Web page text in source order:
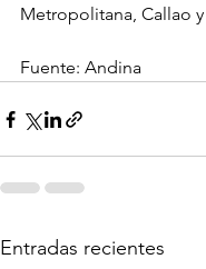
Metropolitana, Callao
Fuente: Andina
Entradas recientes